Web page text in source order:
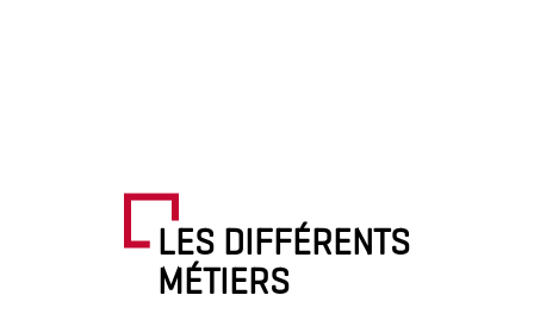
LES DIFFÉRENTS
MÉTIERS